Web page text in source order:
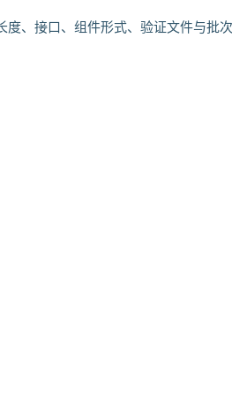
度、接口、组件形式、验证文件与批